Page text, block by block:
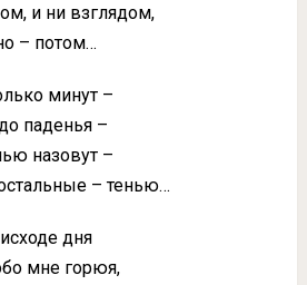
и ни взглядом,
– потом…
минут –
паденья –
назовут –
– тенью…
дня
мне горюя,